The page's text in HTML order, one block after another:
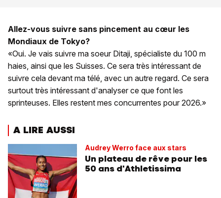
Allez-vous suivre sans pincement au cœur les
Mondiaux de Tokyo?
«Oui. Je vais suivre ma soeur Ditaji, spécialiste du 100 m
haies, ainsi que les Suisses. Ce sera très intéressant de
suivre cela devant ma télé, avec un autre regard. Ce sera
surtout très intéressant d'analyser ce que font les
sprinteuses. Elles restent mes concurrentes pour 2026.»
A LIRE AUSSI
Audrey Werro face aux stars
Un plateau de rêve pour les
50 ans d'Athletissima